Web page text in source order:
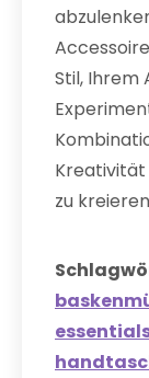
Stil, Ihrem
Kreativität
zu